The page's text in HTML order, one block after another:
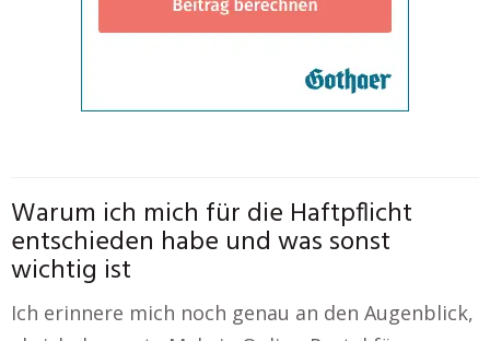
Warum ich mich für die Haftpflicht
entschieden habe und was sonst
wichtig ist
Ich erinnere mich noch genau an den Augenblick,